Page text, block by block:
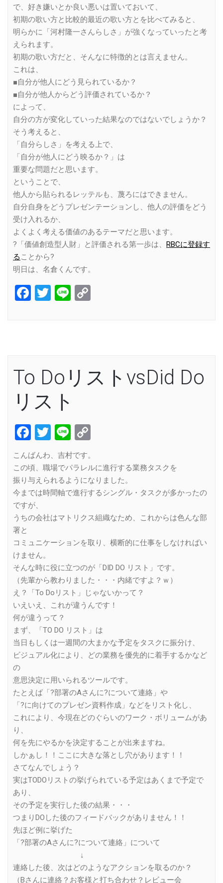
で、好き嫌いとか良い悪いは置いておいて、
初期の歌い方と比較的最近の歌い方とを比べてみると、
明らかに「河村隆一さんらしさ」が強くなっていったと考
えられます。
初期の歌い方だと、そんなに特徴的とは言えません。
これは、
■自分が他人にどう見られているか？
■自分が他人からどう評価されているか？
によって、
自分の方が変化していった結果なのではないでしょうか？
そう考えると、
「自分らしさ」を考える上で、
「自分が他人にどう映るか？」は
重要な問題だと思います。
ということで、
他人から貼られるレッテルも、蔑ろにはできません。
自分自身をどうプレゼンテーションし、他人の評価をどう
受け入れるか、
よくよく考える価値のあるテーマだと思います。
?「価値創造型人財」と評価される第一歩は、 RBCに登録す
る ことから?
明日は、名倉くんです。
Facebook
Twitter
Line
To DoリストvsDid Do
リスト
Facebook
Twitter
Line
こんばんわ、吉村です。
この頃、職場でパラレルに進行する業務タスクを
振り与えられるようになりました。
今までは時間軸で進行するシングル・タスクが多かったの
ですが、
うちの会社はマトリクス組織なため、これからは色んな部
署と
コミュニケーションを取り、横断的に仕事をしなければい
けません。
そんな時に役に立つのが「DID DO リスト」です。
（先輩から教わりました・・・内緒ですよ？ｗ）
え？「To Doリスト」じゃないかって？
いえいえ、これが違うんです！
何が違うって？
まず、「TO DO リスト」は
当日もしくは一週間の大まかな予定をタスクに振分け、
ビジュアル化により、どの業務を優先的に着手するかなど
の
意思決定に用いられるツールです。
たとえば「?部署のAさんに?について連絡」や
「?に向けてのプレゼン資料作成」などをリスト化し、
これにより、今現在どのぐらいのワーク・ボリュームがあ
り、
何を先にやるかを決定することが出来ますね。
しかぁし！！ここに大きな落とし穴があります！！
さてなんでしょう？
実はTODOリストの挙げられている予定はあくまで予定で
あり、
その予定を実行した後の結果・・・
つまりDOした後のフィードバックがありません！！
先ほど例に挙げた
「?部署のAさんに?について連絡」について
↓
連絡した後、次はどのようなアクションを取るのか？
（Bさんに連絡？お客様と打ち合わせ？レビュー会